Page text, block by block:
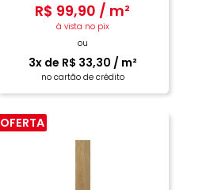
R$ 99,90 / m²
à vista no pix
ou
3x de R$ 33,30 / m²
no cartão de crédito
OFERTA